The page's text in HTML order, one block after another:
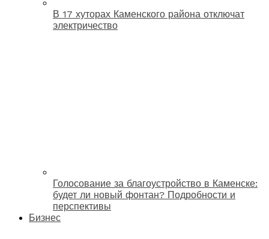
В 17 хуторах Каменского района отключат
электричество
Голосование за благоустройство в Каменске:
будет ли новый фонтан? Подробности и
перспективы
Бизнес